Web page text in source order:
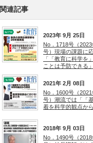
関連記事
2023年 9月 25日
No．1718号（2023
号）現場の課題に
「「教育に科学を
ことは予防できる
2021年 2月 08日
No．1600号（2021
号）潮流では「「
着を科学的観点か
2018年 9月 03日
No．1490号（2018